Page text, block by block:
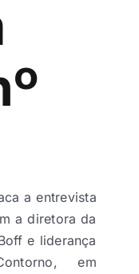
a entrevista
a diretora da
e liderança
em